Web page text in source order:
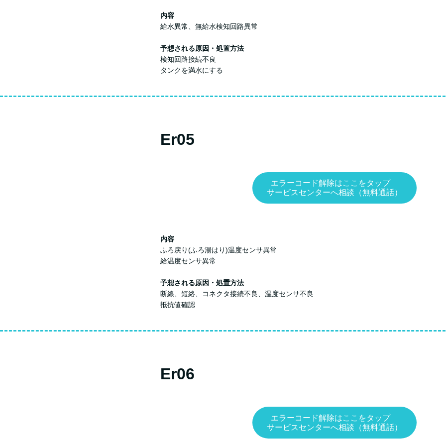
内容
給水異常、無給水検知回路異常
予想される原因・処置方法
検知回路接続不良
タンクを満水にする
Er05
エラーコード解除はここをタップ
サービスセンターへ相談（無料通話）
内容
ふろ戻り(ふろ湯はり)温度センサ異常
給温度センサ異常
予想される原因・処置方法
断線、短絡、コネクタ接続不良、温度センサ不良
抵抗値確認
Er06
エラーコード解除はここをタップ
サービスセンターへ相談（無料通話）